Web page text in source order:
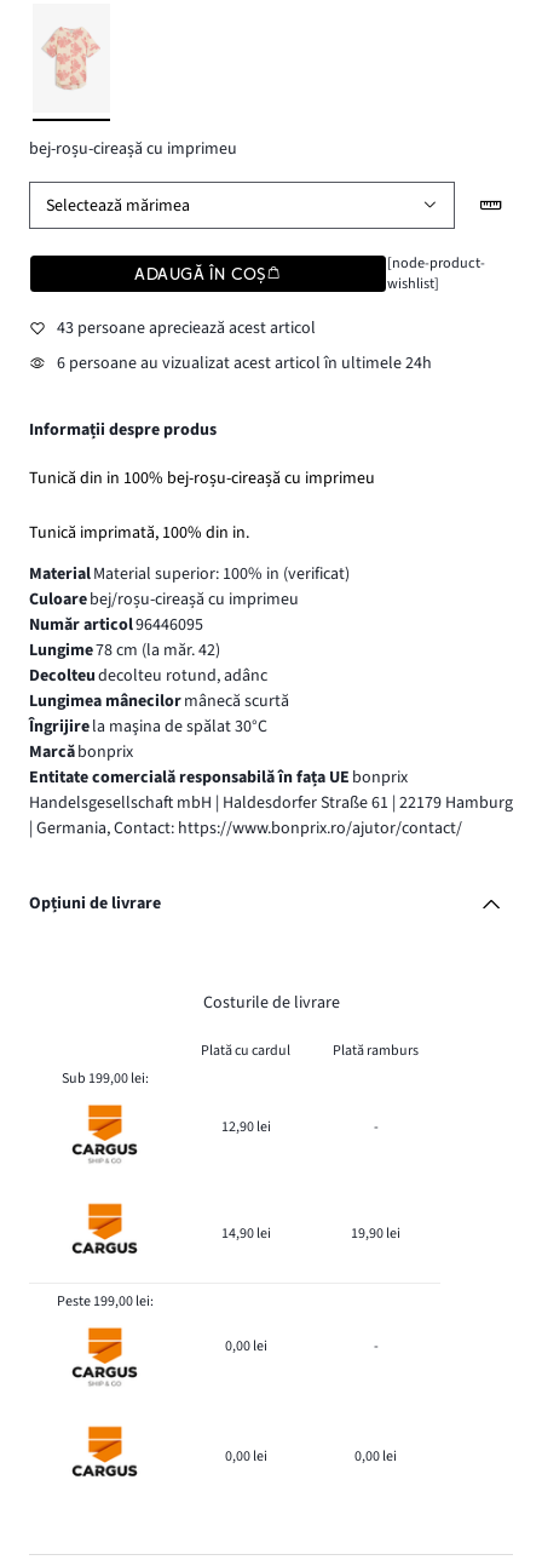
bej-roșu-cireașă cu imprimeu
Selectează mărimea
ADAUGĂ ÎN COȘ
[node-product-
wishlist]
43 persoane apreciează acest articol
6 persoane au vizualizat acest articol în ultimele 24h
Informații despre produs
Tunică din in 100% bej-roșu-cireașă cu imprimeu
Tunică imprimată, 100% din in.
MaterialMaterial superior: 100% in (verificat)
Culoarebej/roșu-cireașă cu imprimeu
Număr articol96446095
Lungime78 cm (la măr. 42)
Decolteudecolteu rotund, adânc
Lungimea mânecilormânecă scurtă
Îngrijirela maşina de spălat 30°C
Marcăbonprix
Entitate comercială responsabilă în fața UE bonprix
Handelsgesellschaft mbH | Haldesdorfer Straße 61 | 22179 Hamburg
| Germania, Contact: https://www.bonprix.ro/ajutor/contact/
Opțiuni de livrare
Costurile de livrare
Plată cu cardul
Plată ramburs
Sub 199,00 lei:
12,90 lei -
14,90 lei 19,90 lei
Peste 199,00 lei:
0,00 lei -
0,00 lei 0,00 lei